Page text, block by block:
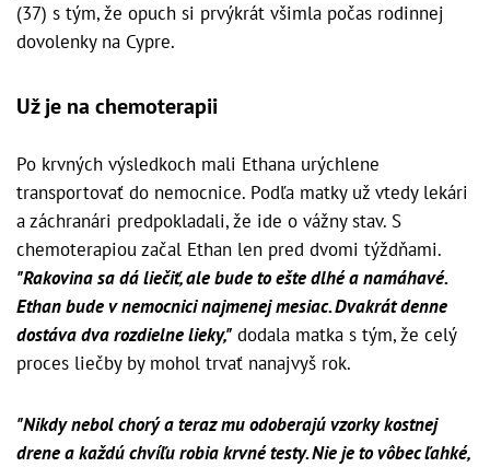
(37) s tým, že opuch si prvýkrát všimla počas rodinnej
dovolenky na Cypre.
Už je na chemoterapii
Po krvných výsledkoch mali Ethana urýchlene
transportovať do nemocnice. Podľa matky už vtedy lekári
a záchranári predpokladali, že ide o vážny stav. S
chemoterapiou začal Ethan len pred dvomi týždňami.
"Rakovina sa dá liečiť, ale bude to ešte dlhé a namáhavé.
Ethan bude v nemocnici najmenej mesiac. Dvakrát denne
dostáva dva rozdielne lieky," dodala matka s tým, že celý
proces liečby by mohol trvať nanajvyš rok.
"Nikdy nebol chorý a teraz mu odoberajú vzorky kostnej
drene a každú chvíľu robia krvné testy. Nie je to vôbec ľahké,